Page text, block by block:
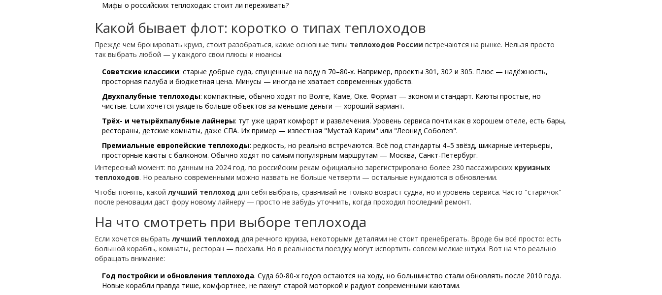
Мифы о российских теплоходах: стоит ли переживать?
Какой бывает флот: коротко о типах теплоходов
Прежде чем бронировать круиз, стоит разобраться, какие основные типы теплоходов России встречаются на рынке. Нельзя просто
так выбрать любой — у каждого свои плюсы и нюансы.
Советские классики: старые добрые суда, спущенные на воду в 70–80-х. Например, проекты 301, 302 и 305. Плюс — надёжность,
просторная палуба и бюджетная цена. Минусы — иногда не хватает современных удобств.
Двухпалубные теплоходы: компактные, обычно ходят по Волге, Каме, Оке. Формат — эконом и стандарт. Каюты простые, но
чистые. Если хочется увидеть больше объектов за меньшие деньги — хороший вариант.
Трёх- и четырёхпалубные лайнеры: тут уже царят комфорт и развлечения. Уровень сервиса почти как в хорошем отеле, есть бары,
рестораны, детские комнаты, даже СПА. Их пример — известная "Мустай Карим" или "Леонид Соболев".
Премиальные европейские теплоходы: редкость, но реально встречаются. Всё под стандарты 4–5 звёзд, шикарные интерьеры,
просторные каюты с балконом. Обычно ходят по самым популярным маршрутам — Москва, Санкт-Петербург.
Интересный момент: по данным на 2024 год, по российским рекам официально зарегистрировано более 230 пассажирских круизных
теплоходов. Но реально современными можно назвать не больше четверти — остальные нуждаются в обновлении.
Чтобы понять, какой лучший теплоход для себя выбрать, сравнивай не только возраст судна, но и уровень сервиса. Часто "старичок"
после реновации даст фору новому лайнеру — просто не забудь уточнить, когда проходил последний ремонт.
На что смотреть при выборе теплохода
Если хочется выбрать лучший теплоход для речного круиза, некоторыми деталями не стоит пренебрегать. Вроде бы всё просто: есть
большой корабль, комнаты, ресторан — поехали. Но в реальности поездку могут испортить совсем мелкие штуки. Вот на что реально
обращать внимание:
Год постройки и обновления теплохода. Суда 60-80-х годов остаются на ходу, но большинство стали обновлять после 2010 года.
Новые корабли правда тише, комфортнее, не пахнут старой моторкой и радуют современными каютами.